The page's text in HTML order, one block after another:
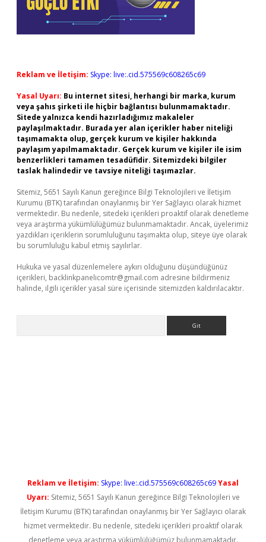
Reklam ve İletişim: Skype: live:.cid.575569c608265c69
Yasal Uyarı: Bu internet sitesi, herhangi bir marka, kurum
veya şahıs şirketi ile hiçbir bağlantısı bulunmamaktadır.
Sitede yalnızca kendi hazırladığımız makaleler
paylaşılmaktadır. Burada yer alan içerikler haber niteliği
taşımamakta olup, gerçek kurum ve kişiler hakkında
paylaşım yapılmamaktadır. Gerçek kurum ve kişiler ile isim
benzerlikleri tamamen tesadüfidir. Sitemizdeki bilgiler
taslak halindedir ve tavsiye niteliği taşımazlar.
Sitemiz, 5651 Sayılı Kanun gereğince Bilgi Teknolojileri ve İletişim
Kurumu (BTK) tarafından onaylanmış bir Yer Sağlayıcı olarak hizmet
vermektedir. Bu nedenle, sitedeki içerikleri proaktif olarak denetleme
veya araştırma yükümlülüğümüz bulunmamaktadır. Ancak, üyelerimiz
yazdıkları içeriklerin sorumluluğunu taşımakta olup, siteye üye olarak
bu sorumluluğu kabul etmiş sayılırlar.
Hukuka ve yasal düzenlemelere aykırı olduğunu düşündüğünüz
içerikleri, backlinkpanelicomtr@gmail.com adresine bildirmeniz
halinde, ilgili içerikler yasal süre içerisinde sitemizden kaldırılacaktır.
Reklam ve İletişim: Skype: live:.cid.575569c608265c69Yasal
Uyarı: Sitemiz, 5651 Sayılı Kanun gereğince Bilgi Teknolojileri ve
İletişim Kurumu (BTK) tarafından onaylanmış bir Yer Sağlayıcı olarak
hizmet vermektedir. Bu nedenle, sitedeki içerikleri proaktif olarak
denetleme veya araştırma yükümlülüğümüz bulunmamaktadır.